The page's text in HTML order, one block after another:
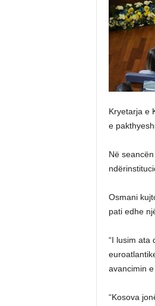
Kryetarja e
e
Në
Osmani
pati edhe
“I lusim ata
avancimin e
“Kosova